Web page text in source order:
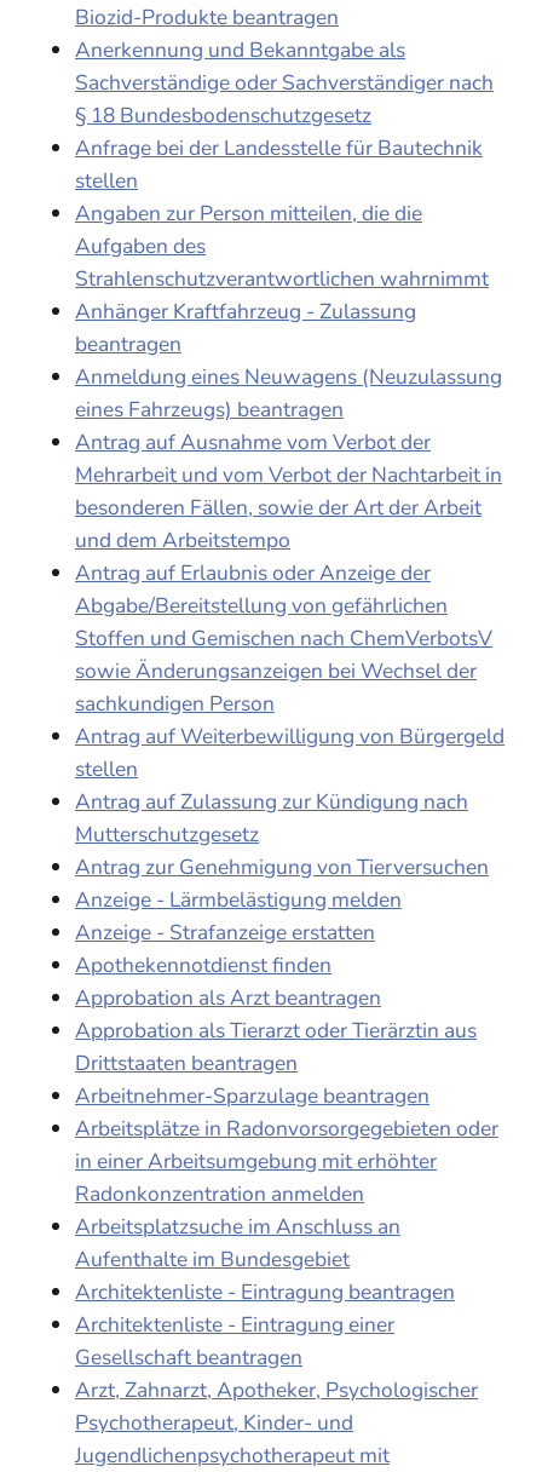
Biozid-Produkte beantragen
Anerkennung und Bekanntgabe als
Sachverständige oder Sachverständiger nach
§ 18 Bundesbodenschutzgesetz
Anfrage bei der Landesstelle für Bautechnik
stellen
Angaben zur Person mitteilen, die die
Aufgaben des
Strahlenschutzverantwortlichen wahrnimmt
Anhänger Kraftfahrzeug - Zulassung
beantragen
Anmeldung eines Neuwagens (Neuzulassung
eines Fahrzeugs) beantragen
Antrag auf Ausnahme vom Verbot der
Mehrarbeit und vom Verbot der Nachtarbeit in
besonderen Fällen, sowie der Art der Arbeit
und dem Arbeitstempo
Antrag auf Erlaubnis oder Anzeige der
Abgabe/Bereitstellung von gefährlichen
Stoffen und Gemischen nach ChemVerbotsV
sowie Änderungsanzeigen bei Wechsel der
sachkundigen Person
Antrag auf Weiterbewilligung von Bürgergeld
stellen
Antrag auf Zulassung zur Kündigung nach
Mutterschutzgesetz
Antrag zur Genehmigung von Tierversuchen
Anzeige - Lärmbelästigung melden
Anzeige - Strafanzeige erstatten
Apothekennotdienst finden
Approbation als Arzt beantragen
Approbation als Tierarzt oder Tierärztin aus
Drittstaaten beantragen
Arbeitnehmer-Sparzulage beantragen
Arbeitsplätze in Radonvorsorgegebieten oder
in einer Arbeitsumgebung mit erhöhter
Radonkonzentration anmelden
Arbeitsplatzsuche im Anschluss an
Aufenthalte im Bundesgebiet
Architektenliste - Eintragung beantragen
Architektenliste - Eintragung einer
Gesellschaft beantragen
Arzt, Zahnarzt, Apotheker, Psychologischer
Psychotherapeut, Kinder- und
Jugendlichenpsychotherapeut mit